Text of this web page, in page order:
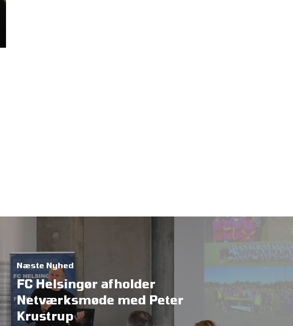
Næste Nyhed
FC Helsingør afholder
Netværksmøde med Peter
Krustrup